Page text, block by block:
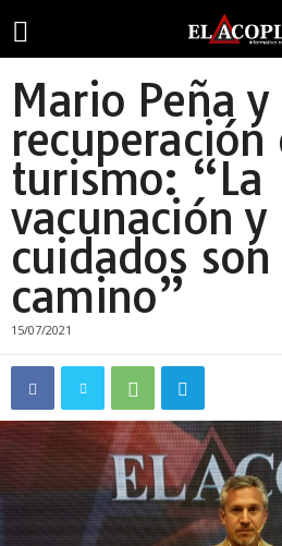
Mario Peña y
recuperación
turismo: “La
vacunación y
cuidados son
camino”
15/07/2021